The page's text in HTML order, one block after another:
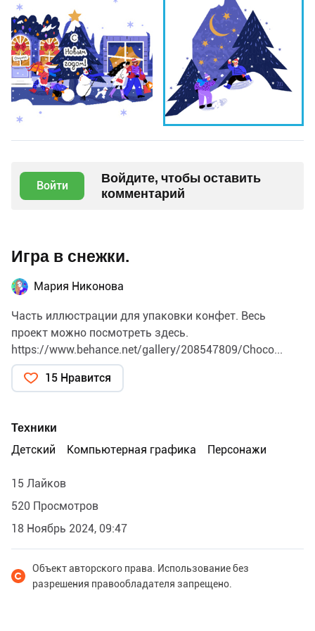
Войти
Войдите, чтобы оставить
комментарий
Игра в снежки.
Мария Никонова
Часть иллюстрации для упаковки конфет. Весь
проект можно посмотреть здесь.
https://www.behance.net/gallery/208547809/Choco...
15 Нравится
Техники
Детский
Компьютерная графика Персонажи
15 Лайков
520 Просмотров
18 Ноябрь 2024, 09:47
Объект авторского права. Использование без
разрешения правообладателя запрещено.